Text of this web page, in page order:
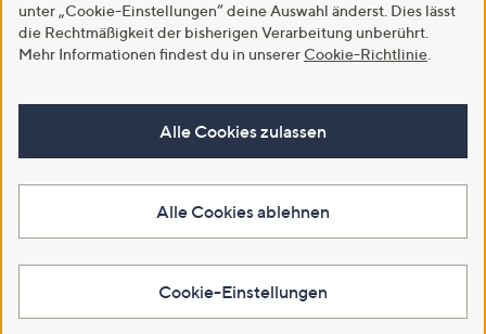
unter „Cookie-Einstellungen“ deine Auswahl änderst. Dies lässt
die Rechtmäßigkeit der bisherigen Verarbeitung unberührt.
Mehr Informationen findest du in unserer Cookie-Richtlinie
Alle Cookies zulassen
Alle Cookies ablehnen
Cookie-Einstellungen